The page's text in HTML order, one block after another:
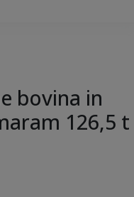
bovina in
126,5 t